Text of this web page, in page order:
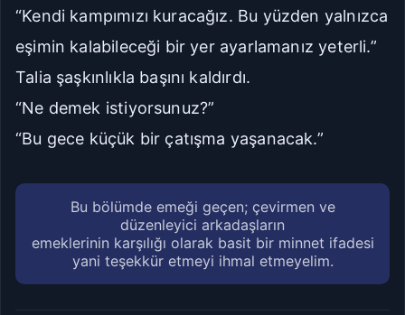
“Kendi kampımızı kuracağız. Bu yüzden yalnızca
eşimin kalabileceği bir yer ayarlamanız yeterli.”
Talia şaşkınlıkla başını kaldırdı.
“Ne demek istiyorsunuz?”
“Bu gece küçük bir çatışma yaşanacak.”
Bu bölümde emeği geçen; çevirmen ve
düzenleyici arkadaşların
emeklerinin karşılığı olarak basit bir minnet ifadesi
yani teşekkür etmeyi ihmal etmeyelim.